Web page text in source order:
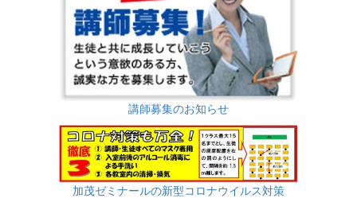
講師募集のお知らせ
加茂ゼミナールの新型コロナウイルス対策